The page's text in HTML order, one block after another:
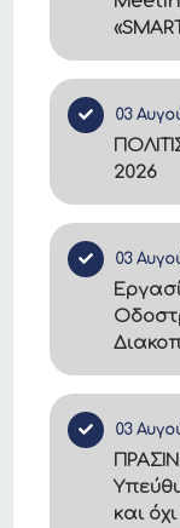
03
2026
03
03
και